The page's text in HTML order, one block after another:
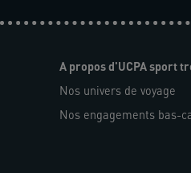
A propos d'UCPA sport
Nos univers de voyage
Nos engagements bas-